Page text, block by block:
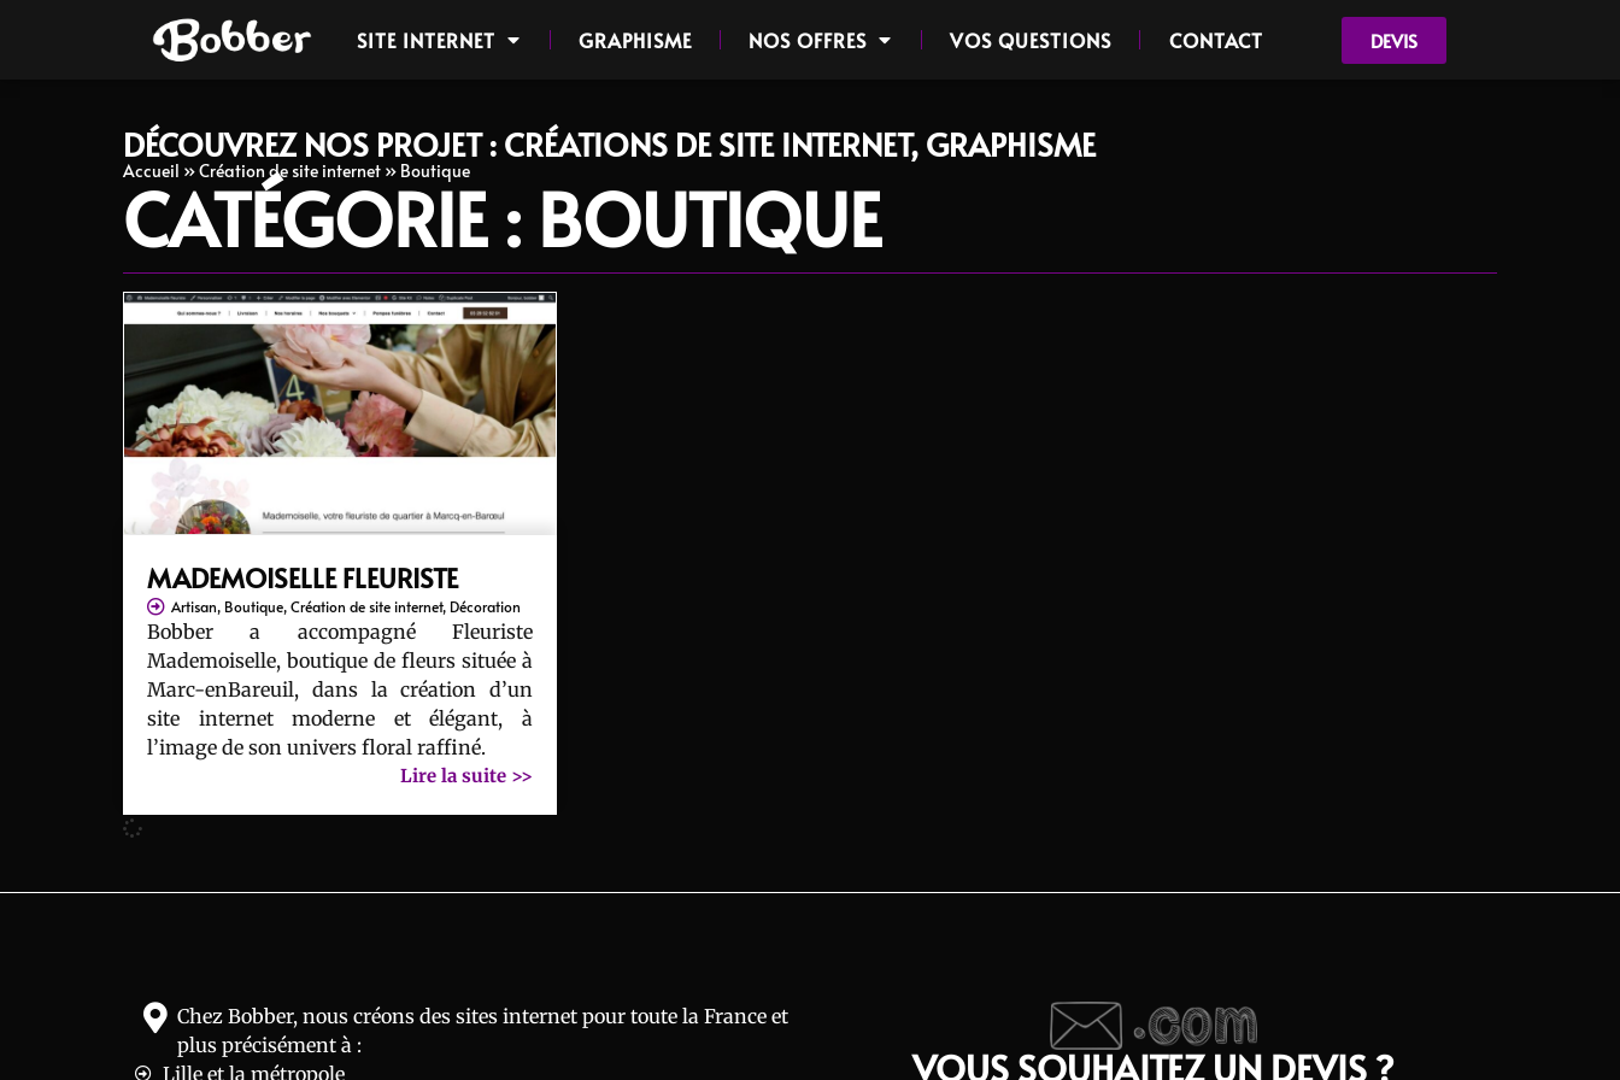
SITE INTERNET GRAPHISME NOS OFFRES VOS QUESTIONS CONTACT DEVIS
DÉCOUVREZ NOS PROJET : CRÉATIONS DE SITE INTERNET, GRAPHISME
Accueil »Création de site internet » Boutique
CATÉGORIE : BOUTIQUE
MADEMOISELLE FLEURISTE
Artisan, Boutique,Création de site internet, Décoration
Bobber a accompagné Fleuriste
Mademoiselle, boutique de fleurs située à
Marc-enBareuil, dans la création d’un
site internet moderne et élégant, à
l’image de son univers floral raffiné.
Lire la suite >>
VOUS SOUHAITEZ UN DEVIS ?
Chez Bobber, nous créons des sites internet pour toute la France et
plus précisément à :
Lille et la métropole